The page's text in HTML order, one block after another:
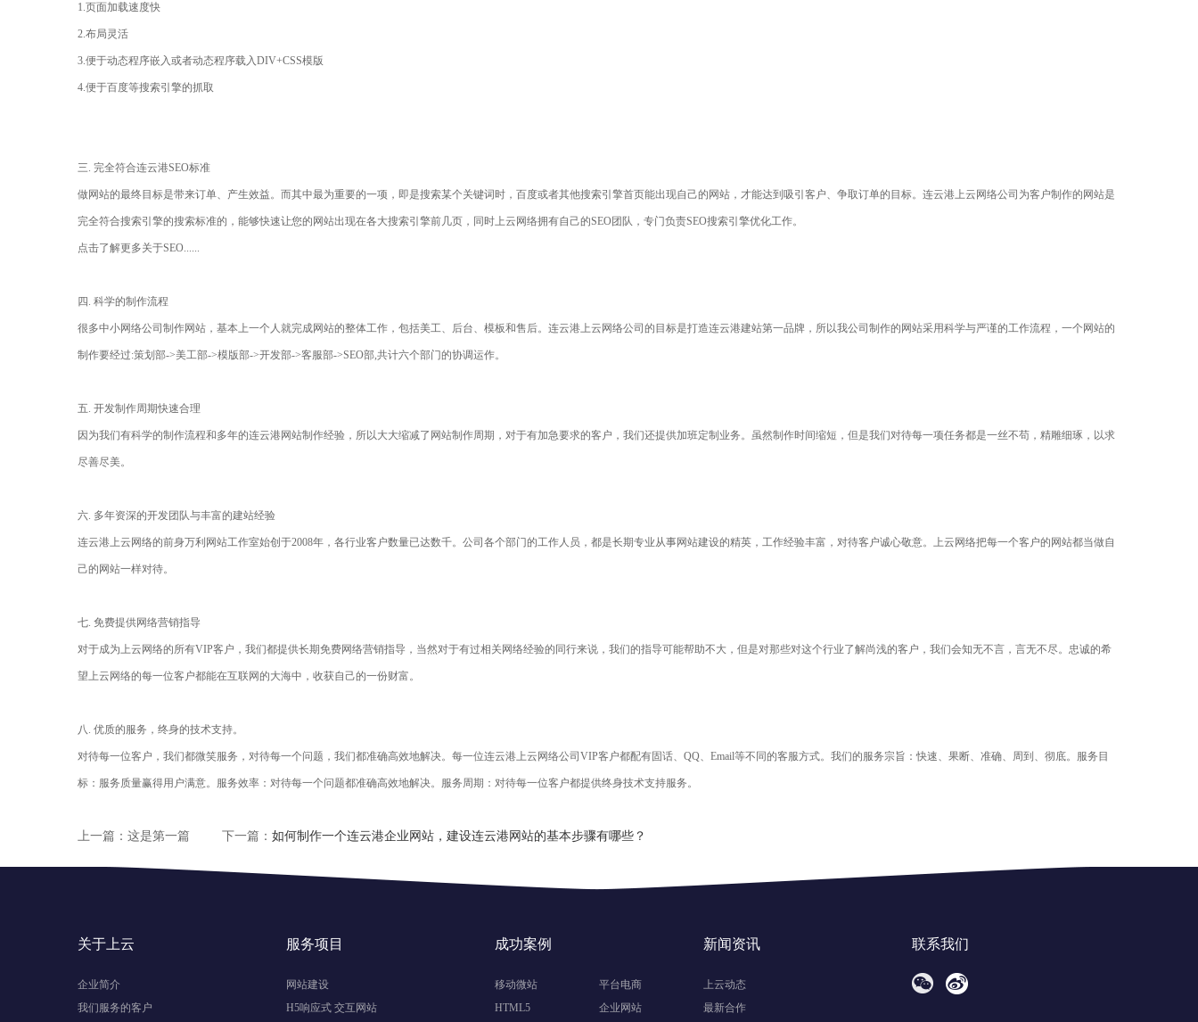
1.页面加载速度快
2.布局灵活
3.便于动态程序嵌入或者动态程序载入DIV+CSS模版
4.便于百度等搜索引擎的抓取
三. 完全符合连云港SEO标准
做网站的最终目标是带来订单、产生效益。而其中最为重要的一项，即是搜索某个关键词时，百度或者其他搜索引擎首页能出现自己的网站，才能达到吸引客户、争取订单的目标。连云港上云网络公司为客户制作的网站是
完全符合搜索引擎的搜索标准的，能够快速让您的网站出现在各大搜索引擎前几页，同时上云网络拥有自己的SEO团队，专门负责SEO搜索引擎优化工作。
点击了解更多关于SEO......
四. 科学的制作流程
很多中小网络公司制作网站，基本上一个人就完成网站的整体工作，包括美工、后台、模板和售后。连云港上云网络公司的目标是打造连云港建站第一品牌，所以我公司制作的网站采用科学与严谨的工作流程，一个网站的
制作要经过:策划部->美工部->模版部->开发部->客服部->SEO部,共计六个部门的协调运作。
五. 开发制作周期快速合理
因为我们有科学的制作流程和多年的连云港网站制作经验，所以大大缩减了网站制作周期，对于有加急要求的客户，我们还提供加班定制业务。虽然制作时间缩短，但是我们对待每一项任务都是一丝不苟，精雕细琢，以求
尽善尽美。
六. 多年资深的开发团队与丰富的建站经验
连云港上云网络的前身万利网站工作室始创于2008年，各行业客户数量已达数千。公司各个部门的工作人员，都是长期专业从事网站建设的精英，工作经验丰富，对待客户诚心敬意。上云网络把每一个客户的网站都当做自
己的网站一样对待。
七. 免费提供网络营销指导
对于成为上云网络的所有VIP客户，我们都提供长期免费网络营销指导，当然对于有过相关网络经验的同行来说，我们的指导可能帮助不大，但是对那些对这个行业了解尚浅的客户，我们会知无不言，言无不尽。忠诚的希
望上云网络的每一位客户都能在互联网的大海中，收获自己的一份财富。
八. 优质的服务，终身的技术支持。
对待每一位客户，我们都微笑服务，对待每一个问题，我们都准确高效地解决。每一位连云港上云网络公司VIP客户都配有固话、QQ、Email等不同的客服方式。我们的服务宗旨：快速、果断、准确、周到、彻底。服务目
标：服务质量赢得用户满意。服务效率：对待每一个问题都准确高效地解决。服务周期：对待每一位客户都提供终身技术支持服务。
上一篇：这是第一篇 下一篇： 如何制作一个连云港企业网站，建设连云港网站的基本步骤有哪些？
关于上云
企业简介
我们服务的客户
服务项目
网站建设
H5响应式 交互网站
成功案例
移动微站
平台电商
HTML5
企业网站
新闻资讯
上云动态
最新合作
联系我们